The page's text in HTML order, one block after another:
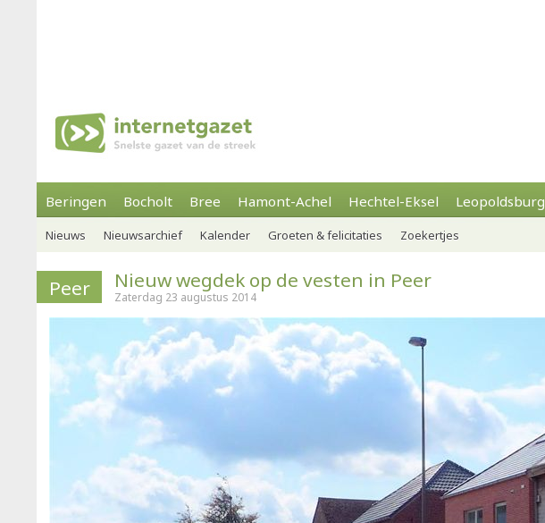
Beringen Bocholt Bree Hamont-Achel Hechtel-Eksel Leopoldsburg
Nieuws Nieuwsarchief Kalender Groeten & felicitaties Zoekertjes
Peer Nieuw wegdek op de vesten in Peer
Zaterdag 23 augustus 2014